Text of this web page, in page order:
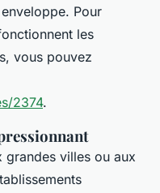
Pour
les
vous pouvez
2374.
villes ou aux